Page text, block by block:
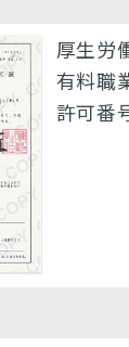
厚生労
有料職
許可番